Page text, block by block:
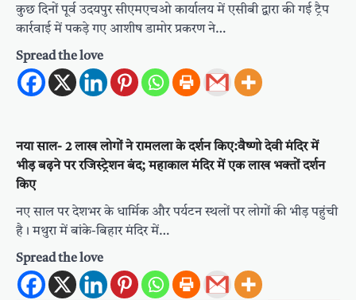
कुछ दिनों पूर्व उदयपुर सीएमएचओ कार्यालय में एसीबी द्वारा की गई ट्रैप
कार्रवाई में पकड़े गए आशीष डामोर प्रकरण ने…
Spread the love
नया साल- 2 लाख लोगों ने रामलला के दर्शन किए:वैष्णो देवी मंदिर में
भीड़ बढ़ने पर रजिस्ट्रेशन बंद; महाकाल मंदिर में एक लाख भक्तों दर्शन
किए
नए साल पर देशभर के धार्मिक और पर्यटन स्थलों पर लोगों की भीड़ पहुंची
है। मथुरा में बांके-बिहार मंदिर में…
Spread the love